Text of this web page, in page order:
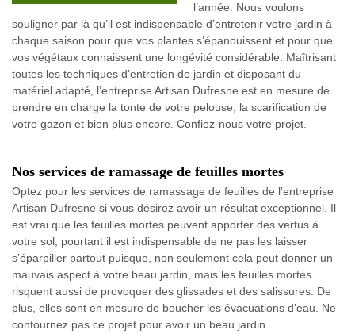
l’année. Nous voulons
souligner par là qu’il est indispensable d’entretenir votre jardin à
chaque saison pour que vos plantes s’épanouissent et pour que
vos végétaux connaissent une longévité considérable. Maîtrisant
toutes les techniques d’entretien de jardin et disposant du
matériel adapté, l’entreprise Artisan Dufresne est en mesure de
prendre en charge la tonte de votre pelouse, la scarification de
votre gazon et bien plus encore. Confiez-nous votre projet.
Nos services de ramassage de feuilles mortes
Optez pour les services de ramassage de feuilles de l’entreprise
Artisan Dufresne si vous désirez avoir un résultat exceptionnel. Il
est vrai que les feuilles mortes peuvent apporter des vertus à
votre sol, pourtant il est indispensable de ne pas les laisser
s’éparpiller partout puisque, non seulement cela peut donner un
mauvais aspect à votre beau jardin, mais les feuilles mortes
risquent aussi de provoquer des glissades et des salissures. De
plus, elles sont en mesure de boucher les évacuations d’eau. Ne
contournez pas ce projet pour avoir un beau jardin.